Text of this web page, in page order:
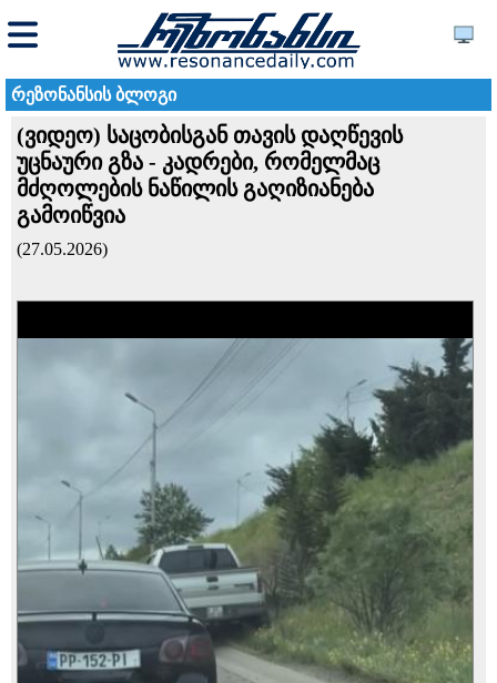
რეზონანსის ბლოგი
(ვიდეო) საცობისგან თავის დაღწევის
უცნაური გზა - კადრები, რომელმაც
მძღოლების ნაწილის გაღიზიანება
გამოიწვია
(27.05.2026)